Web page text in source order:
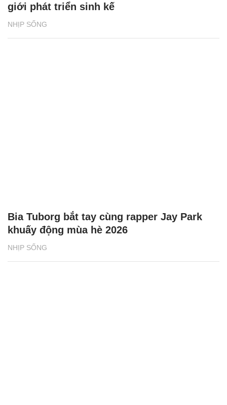
NHỊP SỐNG
giới phát triển sinh kế
NHỊP SỐNG
Bia Tuborg bắt tay cùng rapper Jay Park
khuấy động mùa hè 2026